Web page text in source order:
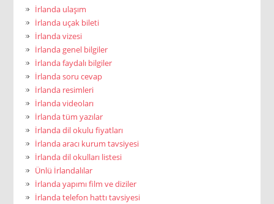
İrlanda ulaşım
İrlanda uçak bileti
İrlanda vizesi
İrlanda genel bilgiler
İrlanda faydalı bilgiler
İrlanda soru cevap
İrlanda resimleri
İrlanda videoları
İrlanda tüm yazılar
İrlanda dil okulu fiyatları
İrlanda aracı kurum tavsiyesi
İrlanda dil okulları listesi
Ünlü İrlandalılar
İrlanda yapımı film ve diziler
İrlanda telefon hattı tavsiyesi